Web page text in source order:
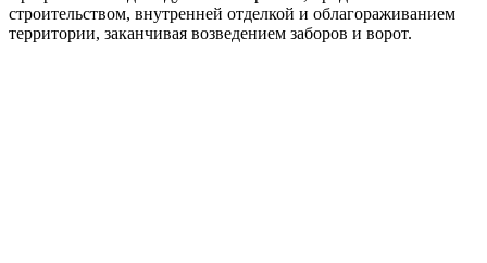
строительством, внутренней отделкой и облагораживанием
территории, заканчивая возведением заборов и ворот.